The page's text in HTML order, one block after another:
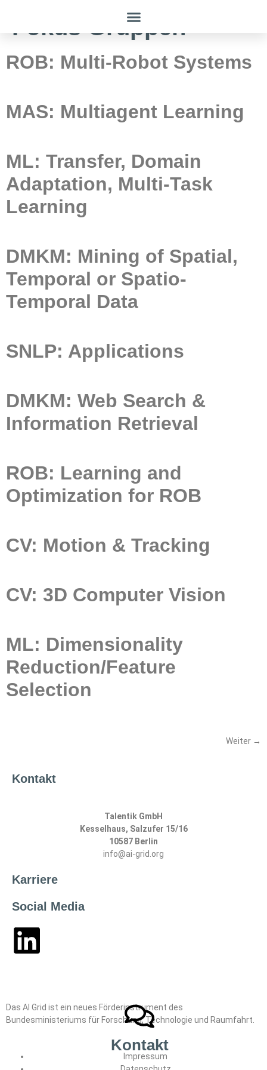
Fokus Gruppen
ROB: Multi-Robot Systems
MAS: Multiagent Learning
ML: Transfer, Domain
Adaptation, Multi-Task
Learning
DMKM: Mining of Spatial,
Temporal or Spatio-
Temporal Data
SNLP: Applications
DMKM: Web Search &
Information Retrieval
ROB: Learning and
Optimization for ROB
CV: Motion & Tracking
CV: 3D Computer Vision
ML: Dimensionality
Reduction/Feature
Selection
Weiter →
Kontakt
Talentik GmbH
Kesselhaus, Salzufer 15/16
10587 Berlin
info@ai-grid.org
Karriere
Social Media
Das AI Grid ist ein neues Förderinstrument des
Bundesministeriums für ­Forschung, Technologie und Raumfahrt.
Impressum
Kontakt